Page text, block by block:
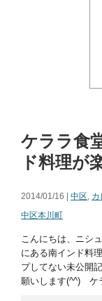
ケララ食
ド料理が
2014/01/16 | 中区, カ
中区本川町
こんにちは、ニシ
にある南インド料
プしてない未公開
願いします(^^) ケ